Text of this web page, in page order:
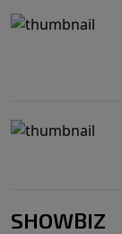
SHOWBIZ